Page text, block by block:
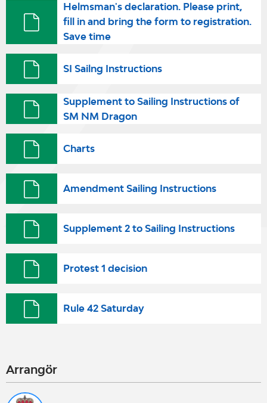
Helmsman's declaration. Please print,
fill in and bring the form to registration.
Save time
SI Sailng Instructions
Supplement to Sailing Instructions of
SM NM Dragon
Charts
Amendment Sailing Instructions
Supplement 2 to Sailing Instructions
Protest 1 decision
Rule 42 Saturday
Arrangör